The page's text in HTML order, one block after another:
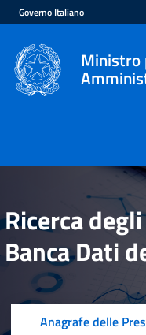
Governo Italiano
Ministro
Ricerca
Banca Dati
Anagrafe delle